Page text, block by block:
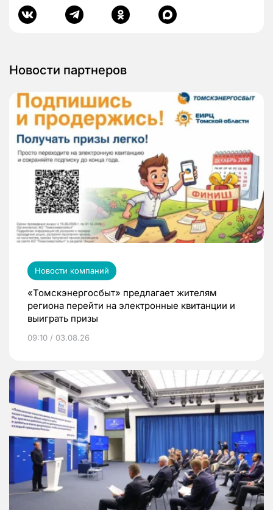
Новости партнеров
Новости компаний
«Томскэнергосбыт» предлагает жителям
региона перейти на электронные квитанции и
выиграть призы
09:10 / 03.08.26